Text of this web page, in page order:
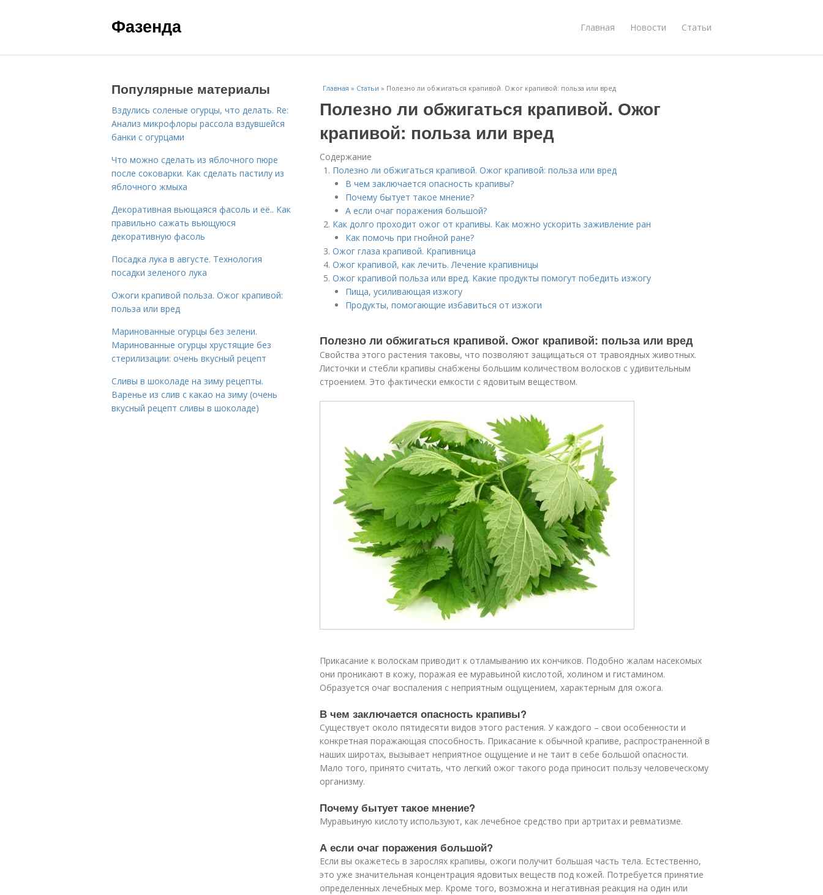
Фазенда Главная Новости Статьи
Главная » Статьи » Полезно ли обжигаться крапивой. Ожог крапивой: польза или вред
Полезно ли обжигаться крапивой. Ожог
крапивой: польза или вред
Содержание
Полезно ли обжигаться крапивой. Ожог крапивой: польза или вред
В чем заключается опасность крапивы?
Почему бытует такое мнение?
А если очаг поражения большой?
Как долго проходит ожог от крапивы. Как можно ускорить заживление ран
Как помочь при гнойной ране?
Ожог глаза крапивой. Крапивница
Ожог крапивой, как лечить. Лечение крапивницы
Ожог крапивой польза или вред. Какие продукты помогут победить изжогу
Пища, усиливающая изжогу
Продукты, помогающие избавиться от изжоги
Полезно ли обжигаться крапивой. Ожог крапивой: польза или вред
Свойства этого растения таковы, что позволяют защищаться от травоядных животных.
Листочки и стебли крапивы снабжены большим количеством волосков с удивительным
строением. Это фактически емкости с ядовитым веществом.
Прикасание к волоскам приводит к отламыванию их кончиков. Подобно жалам насекомых
они проникают в кожу, поражая ее муравьиной кислотой, холином и гистамином.
Образуется очаг воспаления с неприятным ощущением, характерным для ожога.
В чем заключается опасность крапивы?
Существует около пятидесяти видов этого растения. У каждого – свои особенности и
конкретная поражающая способность. Прикасание к обычной крапиве, распространенной в
наших широтах, вызывает неприятное ощущение и не таит в себе большой опасности.
Мало того, принято считать, что легкий ожог такого рода приносит пользу человеческому
организму.
Почему бытует такое мнение?
Муравьиную кислоту используют, как лечебное средство при артритах и ревматизме.
А если очаг поражения большой?
Если вы окажетесь в зарослях крапивы, ожоги получит большая часть тела. Естественно,
это уже значительная концентрация ядовитых веществ под кожей. Потребуется принятие
определенных лечебных мер. Кроме того, возможна и негативная реакция на один или
Популярные материалы
Вздулись соленые огурцы, что делать. Re:
Анализ микрофлоры рассола вздувшейся
банки с огурцами
Что можно сделать из яблочного пюре
после соковарки. Как сделать пастилу из
яблочного жмыха
Декоративная вьющаяся фасоль и её.. Как
правильно сажать вьющуюся
декоративную фасоль
Посадка лука в августе. Технология
посадки зеленого лука
Ожоги крапивой польза. Ожог крапивой:
польза или вред
Маринованные огурцы без зелени.
Маринованные огурцы хрустящие без
стерилизации: очень вкусный рецепт
Сливы в шоколаде на зиму рецепты.
Варенье из слив с какао на зиму (очень
вкусный рецепт сливы в шоколаде)